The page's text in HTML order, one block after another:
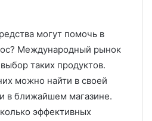
могут помочь в
Международный рынок
таких продуктов.
можно найти в своей
в ближайшем магазине.
эффективных